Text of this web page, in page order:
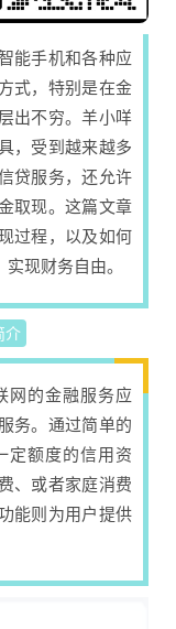
能手机和各种应
式，特别是在金
出不穷。羊小咩
，受到越来越多
贷服务，还允许
取现。这篇文章
过程，以及如何
现财务自由。
介
网的金融服务应
务。通过简单的
定额度的信用资
、或者家庭消费
能则为用户提供